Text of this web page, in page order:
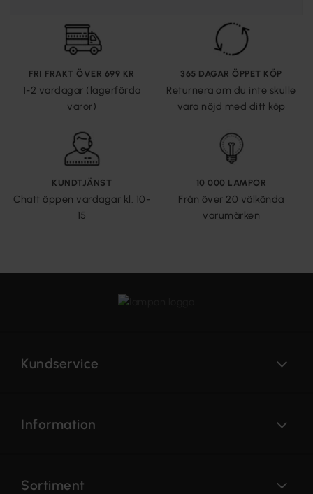
FRI FRAKT ÖVER 699 KR
1-2 vardagar (lagerförda
varor)
365 DAGAR ÖPPET KÖP
Returnera om du inte skulle
vara nöjd med ditt köp
KUNDTJÄNST
Chatt öppen vardagar kl. 10-
15
10 000 LAMPOR
Från över 20 välkända
varumärken
Kundservice
Information
Sortiment